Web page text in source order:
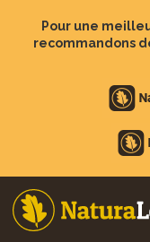
contenu
Pour une
recommandons